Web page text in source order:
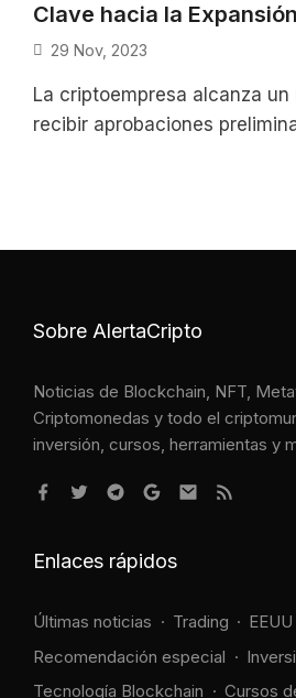
Clave hacia la
29 Nov, 2023
La criptoempresa alcanza
recibir aprobaciones
Sobre AlertaCripto
Noticias de Blockchain, NFT,
Criptomonedas y todo el
inversión, cursos, herramientas y
Enlaces rápidos
Últimas noticias Trading
Recomendación especial
Tecnología Blockchain
Cursos